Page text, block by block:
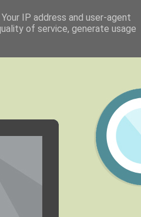
IP address and user-agent
of service, generate usage